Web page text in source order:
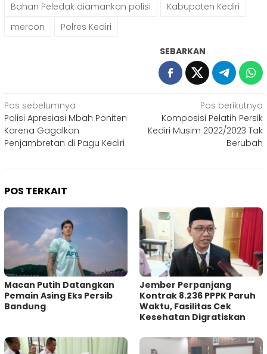
Bahan Peledak diamankan polisi
Kabupaten Kediri
mercon
Polres Kediri
SEBARKAN
Navigasi
pos
Pos sebelumnya
Polisi Apresiasi Mbah Poniten
Karena Gagalkan
Penjambretan di Pagu Kediri
Pos berikutnya
Komposisi Pelatih Persik
Kediri Musim 2022/2023 Tak
Berubah
POS TERKAIT
Macan Putih Datangkan
Pemain Asing Eks Persib
Bandung
Jember Perpanjang
Kontrak 8.236 PPPK Paruh
Waktu, Fasilitas Cek
Kesehatan Digratiskan